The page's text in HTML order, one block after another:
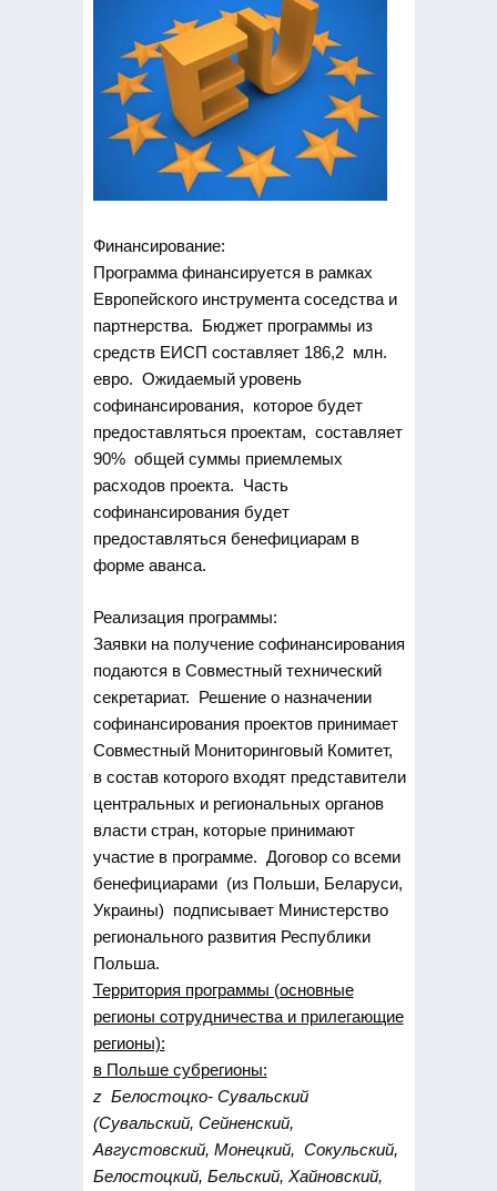
Финансирование:
Программа финансируется в рамках
Европейского инструмента соседства и
партнерства. Бюджет программы из
средств ЕИСП составляет 186,2 млн.
евро. Ожидаемый уровень
софинансирования, которое будет
предоставляться проектам, составляет
90% общей суммы приемлемых
расходов проекта. Часть
софинансирования будет
предоставляться бенефициарам в
форме аванса.
Реализация программы:
Заявки на получение софинансирования
подаются в Совместный технический
секретариат. Решение о назначении
софинансирования проектов принимает
Совместный Мониторинговый Комитет,
в состав которого входят представители
центральных и региональных органов
власти стран, которые принимают
участие в программе. Договор со всеми
бенефициарами (из Польши, Беларуси,
Украины) подписывает Министерство
регионального развития Республики
Польша.
Территория программы (основные
регионы сотрудничества и прилегающие
регионы):
в Польше субрегионы:
z Белостоцко- Сувальский
(Сувальский, Сейненский,
Августовский, Монецкий, Сокульский,
Белостоцкий, Бельский, Хайновский,